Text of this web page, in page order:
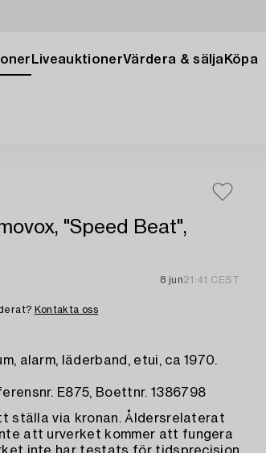
LiveauktionerVärdera & sälja Köpa
"Speed Beat",
8 jun21:41 CEST
Kontakta oss
alarm, läderband, etui, ca 1970.
E875, Boettnr. 1386798
ställa via kronan. Åldersrelaterat
att urverket kommer att fungera